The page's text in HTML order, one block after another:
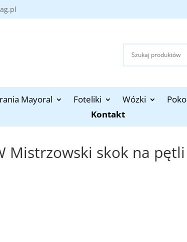
Mayoral Foteliki Wózki
Kontakt
Mistrzowski skok na